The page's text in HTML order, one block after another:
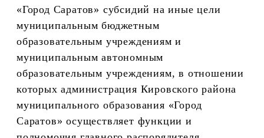
«Город Саратов» субсидий на иные цели
муниципальным бюджетным
образовательным учреждениям и
муниципальным автономным
образовательным учреждениям, в отношении
которых администрация Кировского района
муниципального образования «Город
Саратов» осуществляет функции и